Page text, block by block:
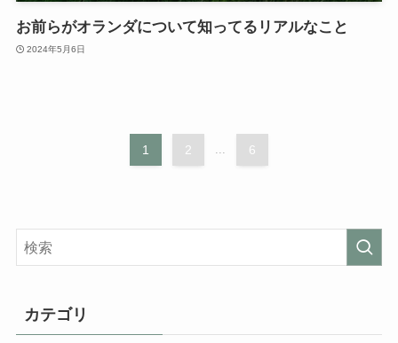
お前らがオランダについて知ってるリアルなこと
2024年5月6日
1 2 ... 6
カテゴリ